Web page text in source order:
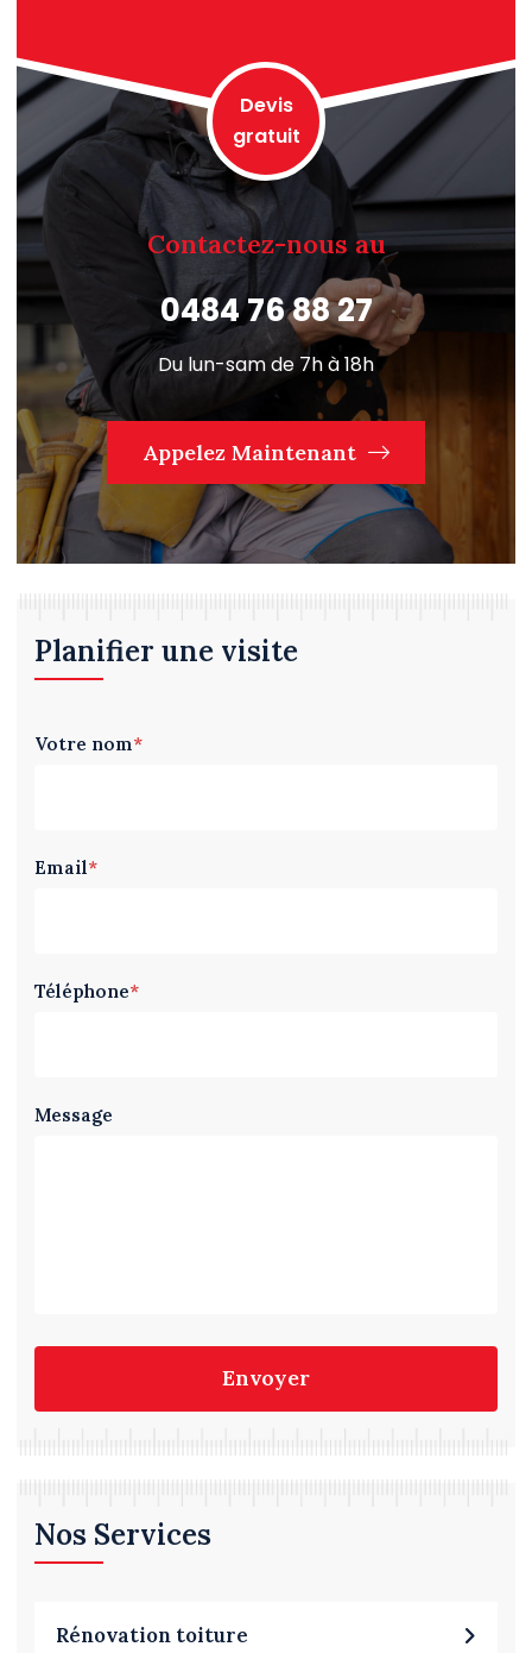
Devis
gratuit
Contactez-nous au
0484 76 88 27
Du lun-sam de 7h à 18h
Appelez Maintenant
Planifier une visite
Votre nom*
Email*
Téléphone*
Message
Envoyer
Nos Services
Rénovation toiture